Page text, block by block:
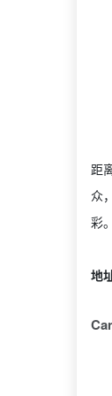
距
众
彩
地